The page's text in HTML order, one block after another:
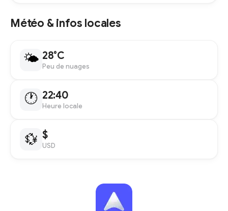
Météo & infos locales
🌤 28°C
Peu de nuages
🕐 22:40
Heure locale
💱 $
USD